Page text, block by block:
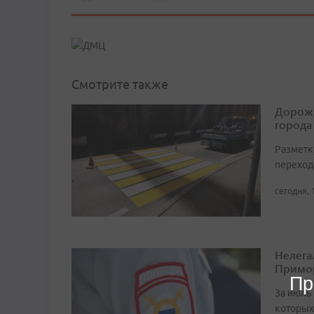
Смотрите также
города
сегодня,
За июль